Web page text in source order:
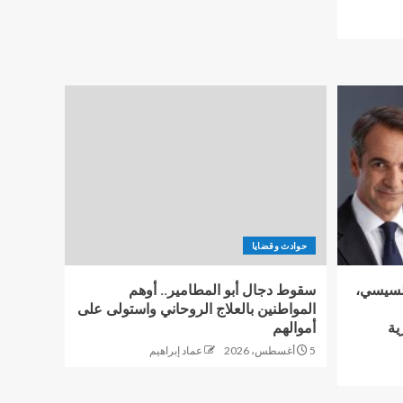
حوادث وقضايا
سقوط دجال أبو المطامير.. أوهم
المواطنين بالعلاج الروحاني واستولى على
أموالهم
5 أغسطس، 2026 عماد إبراهيم